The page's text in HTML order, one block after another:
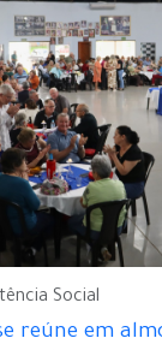
Social
reúne em